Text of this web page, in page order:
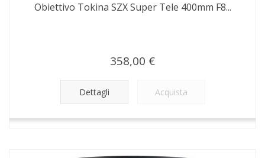
Obiettivo Tokina SZX Super Tele 400mm F8...
358,00 €
Dettagli Acquista